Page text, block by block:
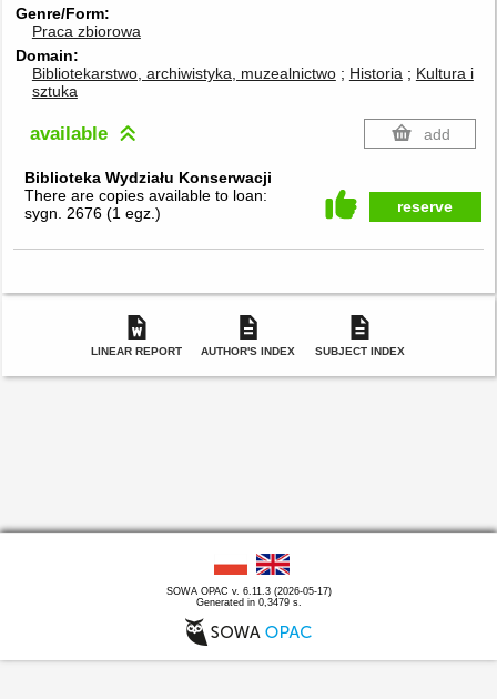
Genre/Form
Praca zbiorowa
Domain
Bibliotekarstwo, archiwistyka, muzealnictwo
Historia
Kultura i
sztuka
available add
Biblioteka Wydziału Konserwacji
There are copies available to loan:
sygn. 2676 (1 egz. ) reserve
LINEAR REPORT AUTHOR'S INDEX SUBJECT INDEX
SOWA OPAC v. 6.11.3 (2026-05-17)
Generated in 0,3479 s.